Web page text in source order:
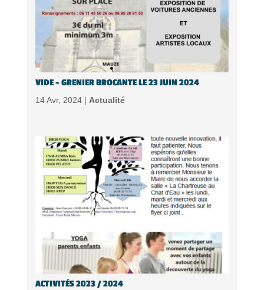
VIDE – GRENIER BROCANTE LE 23 JUIN 2024
14 Avr, 2024 | Actualité
ACTIVITÉS 2023 / 2024